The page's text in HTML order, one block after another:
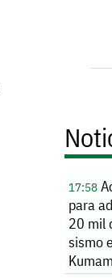
17:58
para
20 mil
sismo